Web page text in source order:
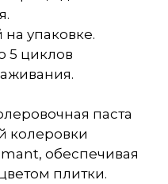
упаковке.
5 циклов
паста
колеровки
обеспечивая
плитки.